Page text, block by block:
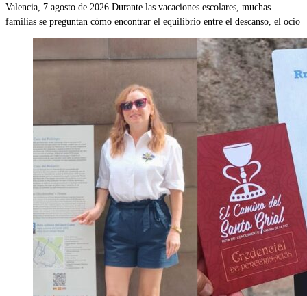
Valencia, 7 agosto de 2026 Durante las vacaciones escolares, muchas
familias se preguntan cómo encontrar el equilibrio entre el descanso, el ocio